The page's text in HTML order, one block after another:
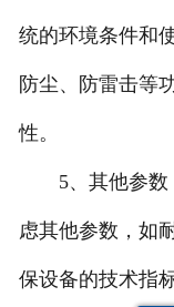
统的环境条件和
防尘、防雷击等
性。
5、其他参数
虑其他参数，如
保设备的技术指